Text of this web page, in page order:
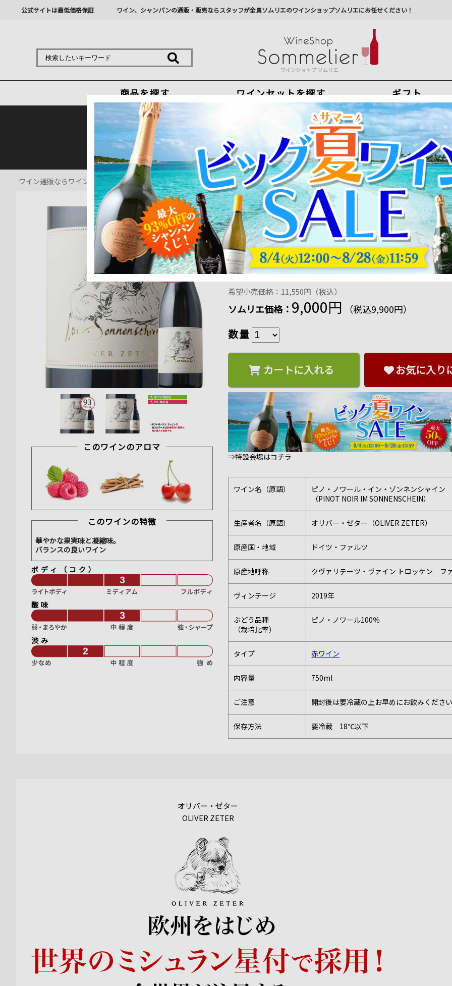
公式サイトは最低価格保証 ワイン、シャンパンの通販・販売ならスタッフが全員ソムリエのワインショップソムリエにお任せください！
商品を探す ワインセットを探す ギフト
今から注文で最短8月7日(金)出荷
最新の出荷スケジュールについてはこちらをクリ
熊本地震の影響により九州への配送に遅れが生じております。最新情報は佐川急
ワイン通販ならワインショップソムリエ > 赤ワイン通販 > ピノ・ノワール・イン・ゾンネンシャイン オリバー・ゼター 2019年 ドイ
このワインのアロマ
このワインの特徴
華やかな果実味と凝縮味。
バランスの良いワイン
ボディ（コク）
酸味
渋み
2019年ヴィンテージはVinous 93点受賞！
ピノ・ノワール・イン・ゾンネンシャイン オ
ィアムボディ 750ml
商品番号：4260439291875
90 ポイント進呈 14%OFF
希望小売価格：11,550円（税込）
ソムリエ価格： 9,000円 （税込9,900円）
数量
カートに入れる お気に入り
⇒特設会場はコチラ
ワイン名（原語）
ピノ・ノワール・イン・ゾンネンシャイン
（PINOT NOIR IM SONNENSCHEIN）
生産者名（原語） オリバー・ゼター（OLIVER ZETER）
原産国・地域 ドイツ・ファルツ
原産地呼称 クヴァリテーツ・ヴァイン トロッケン フ
ヴィンテージ 2019年
ぶどう品種
（栽培比率）
ピノ・ノワール100％
タイプ 赤ワイン
内容量 750ml
ご注意 開封後は要冷蔵の上お早めにお飲みくださ
保存方法 要冷蔵 18℃以下
オリバー・ゼター
OLIVER ZETER